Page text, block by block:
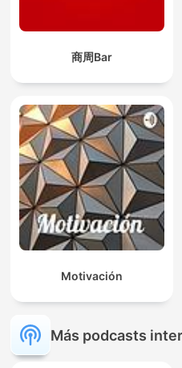
商周Bar
Motivación
Más podcasts